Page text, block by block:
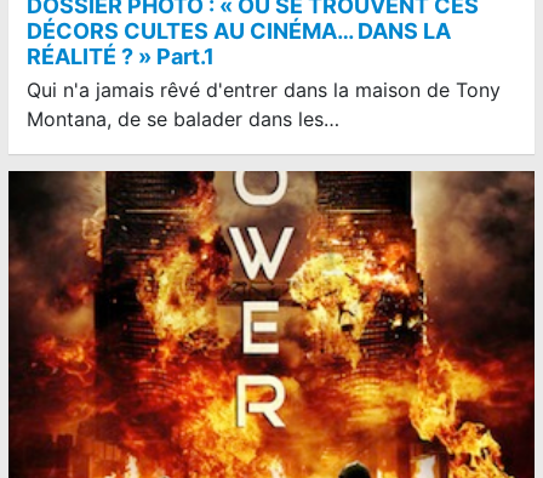
DOSSIER PHOTO : « OU SE TROUVENT CES
DÉCORS CULTES AU CINÉMA… DANS LA
RÉALITÉ ? » Part.1
Qui n'a jamais rêvé d'entrer dans la maison de Tony
Montana, de se balader dans les…